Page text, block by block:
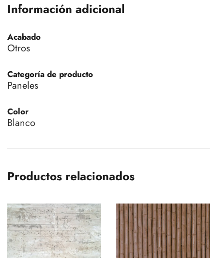
Información adicional
Acabado
Otros
Categoría de producto
Paneles
Color
Blanco
Productos relacionados